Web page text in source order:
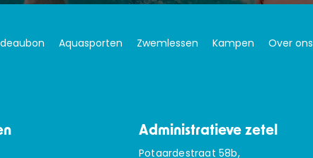
Aquasporten Zwemlessen Kampen Over ons
Administratieve zetel
Potaardestraat 58b,